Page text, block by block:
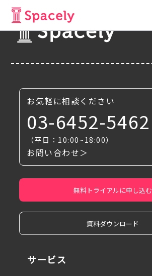
お気軽に相談ください
03-6452-5462
（平日：10:00~18:00）
お問い合わせ＞
無料トライアルに申し込む
資料ダウンロード
サービス